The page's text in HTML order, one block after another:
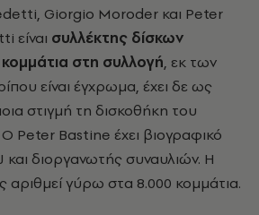
, Giorgio Moroder και Peter
είναι συλλέκτης δίσκων
στη συλλογή, εκ των
είναι έγχρωμα, έχει δε ως
στιγμή τη δισκοθήκη του
Ο Peter Bastine έχει βιογραφικό
και διοργανωτής συναυλιών. Η
αριθμεί γύρω στα 8.000 κομμάτια.